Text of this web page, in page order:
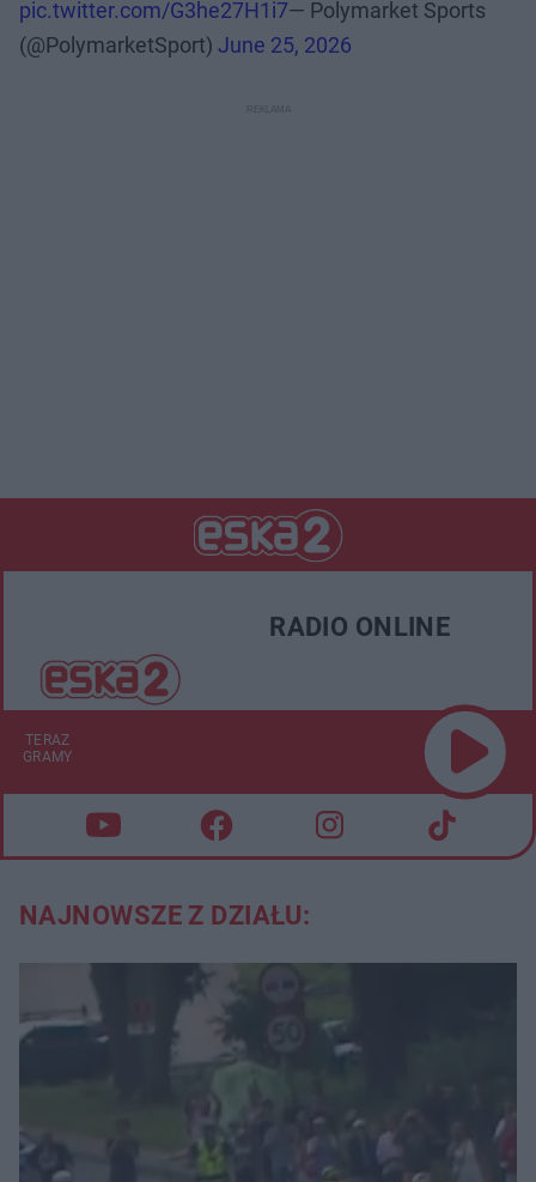
pic.twitter.com/G3he27H1i7— Polymarket Sports
(@PolymarketSport) June 25, 2026
RADIO ONLINE
TERAZ
GRAMY
NAJNOWSZE Z DZIAŁU: